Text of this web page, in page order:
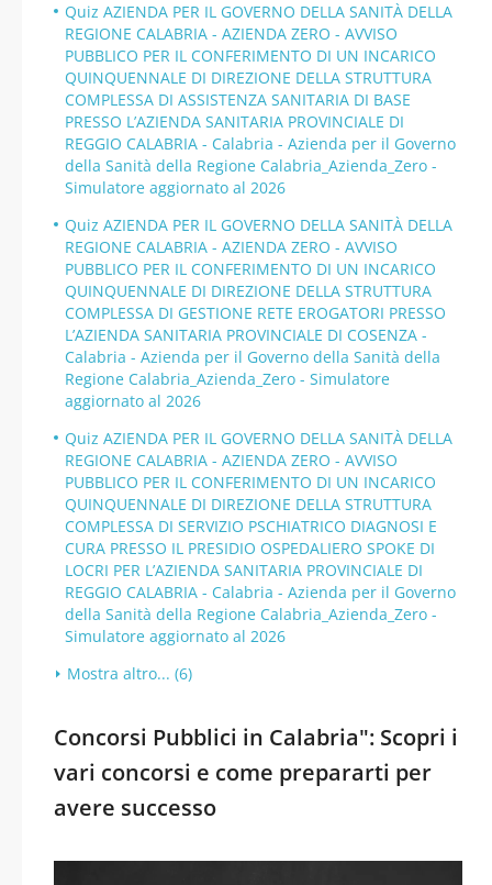
Quiz AZIENDA PER IL GOVERNO DELLA SANITÀ DELLA
REGIONE CALABRIA - AZIENDA ZERO - AVVISO
PUBBLICO PER IL CONFERIMENTO DI UN INCARICO
QUINQUENNALE DI DIREZIONE DELLA STRUTTURA
COMPLESSA DI ASSISTENZA SANITARIA DI BASE
PRESSO L’AZIENDA SANITARIA PROVINCIALE DI
REGGIO CALABRIA - Calabria - Azienda per il Governo
della Sanità della Regione Calabria_Azienda_Zero -
Simulatore aggiornato al 2026
Quiz AZIENDA PER IL GOVERNO DELLA SANITÀ DELLA
REGIONE CALABRIA - AZIENDA ZERO - AVVISO
PUBBLICO PER IL CONFERIMENTO DI UN INCARICO
QUINQUENNALE DI DIREZIONE DELLA STRUTTURA
COMPLESSA DI GESTIONE RETE EROGATORI PRESSO
L’AZIENDA SANITARIA PROVINCIALE DI COSENZA -
Calabria - Azienda per il Governo della Sanità della
Regione Calabria_Azienda_Zero - Simulatore
aggiornato al 2026
Quiz AZIENDA PER IL GOVERNO DELLA SANITÀ DELLA
REGIONE CALABRIA - AZIENDA ZERO - AVVISO
PUBBLICO PER IL CONFERIMENTO DI UN INCARICO
QUINQUENNALE DI DIREZIONE DELLA STRUTTURA
COMPLESSA DI SERVIZIO PSCHIATRICO DIAGNOSI E
CURA PRESSO IL PRESIDIO OSPEDALIERO SPOKE DI
LOCRI PER L’AZIENDA SANITARIA PROVINCIALE DI
REGGIO CALABRIA - Calabria - Azienda per il Governo
della Sanità della Regione Calabria_Azienda_Zero -
Simulatore aggiornato al 2026
Mostra altro... (6)
Concorsi Pubblici in Calabria": Scopri i
vari concorsi e come prepararti per
avere successo